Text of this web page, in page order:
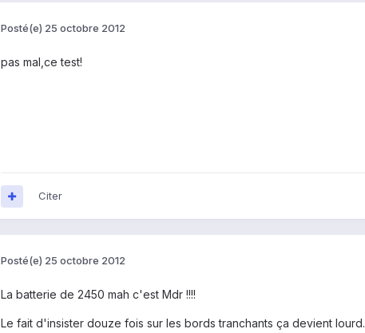
Posté(e) 25 octobre 2012
pas mal,ce test!
Citer
Posté(e) 25 octobre 2012
La batterie de 2450 mah c'est Mdr !!!!
Le fait d'insister douze fois sur les bords tranchants ça devient lourd.